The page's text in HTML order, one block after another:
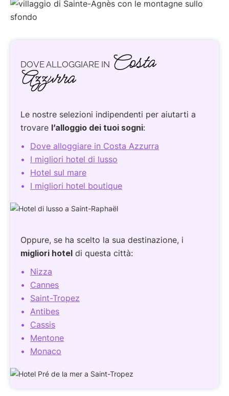
DOVE ALLOGGIARE IN Costa
Azzurra
Le nostre selezioni indipendenti per aiutarti a
trovare l’alloggio dei tuoi sogni:
Dove alloggiare in Costa Azzurra
I migliori hotel di lusso
Hotel sul mare
I migliori hotel boutique
Oppure, se ha scelto la sua destinazione, i
migliori hotel di questa città:
Nizza
Cannes
Saint-Tropez
Antibes
Cassis
Mentone
Monaco